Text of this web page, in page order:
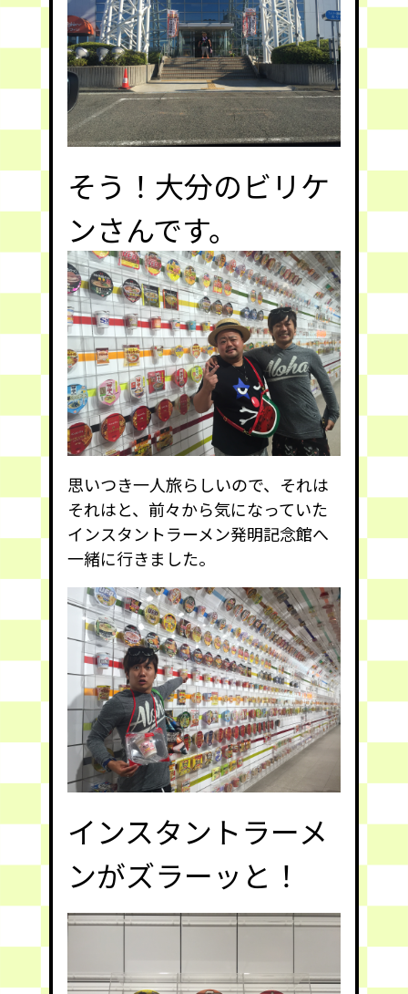
そう！大分のビリケ
ンさんです。
思いつき一人旅らしいので、それは
それはと、前々から気になっていた
インスタントラーメン発明記念館へ
一緒に行きました。
インスタントラーメ
ンがズラーッと！